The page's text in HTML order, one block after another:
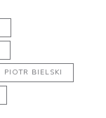
PIOTR BIELSKI